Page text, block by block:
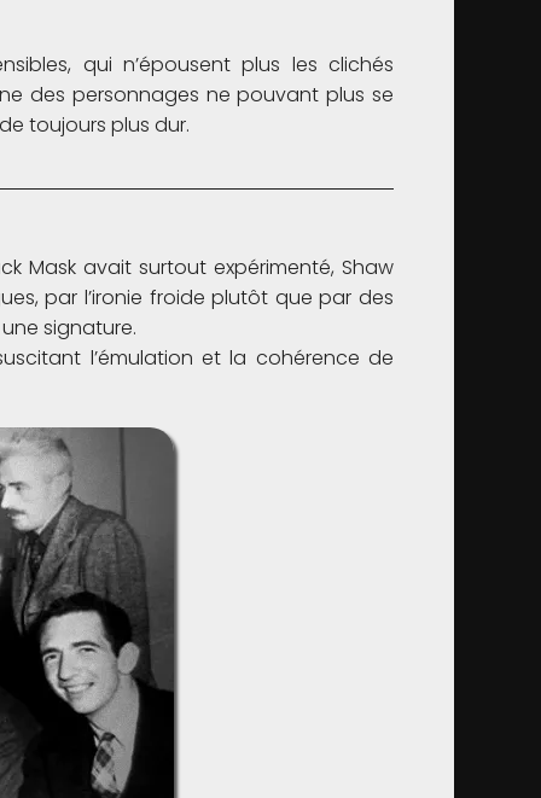
qui n’épousent plus les clichés
des personnages ne pouvant plus se
toujours plus dur.
Mask avait surtout expérimenté, Shaw
par l’ironie froide plutôt que par des
signature.
l’émulation et la cohérence de